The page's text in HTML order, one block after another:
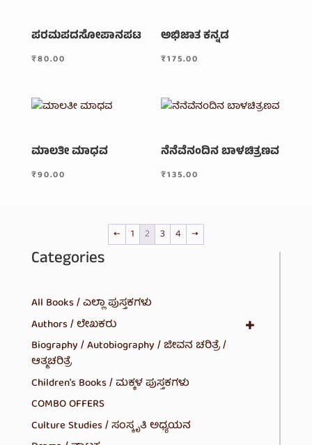
Categories
All Books / ಎಲ್ಲಾ ಪುಸ್ತಕಗಳು
Authors / ಲೇಖಕರು
Biography / Autobiography / ಜೀವನ ಚರಿತ್ರೆ /
ಆತ್ಮಚರಿತ್ರೆ
Children's Books / ಮಕ್ಕಳ ಪುಸ್ತಕಗಳು
COMBO OFFERS
Culture Studies / ಸಂಸ್ಕೃತಿ ಅಧ್ಯಯನ
ಪರಮಪದಸೋಪಾನಪಟ
₹80.00
ಅಭಿಜಾತ ಕನ್ನಡ
₹175.00
ಮಾಲತೀ ಮಾಧವ
₹90.00
ನೆನೆವೆನಂದಿನ ಬಾಳಚಿತ್ರಣವ
₹135.00
← 1 2 3 4 →